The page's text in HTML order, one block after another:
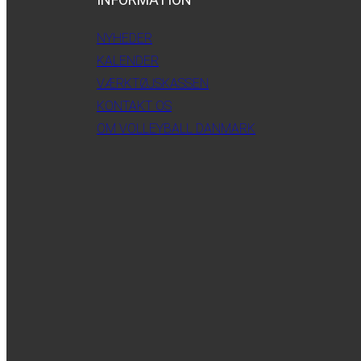
NYHEDER
KALENDER
VÆRKTØJSKASSEN
KONTAKT OS
OM VOLLEYBALL DANMARK